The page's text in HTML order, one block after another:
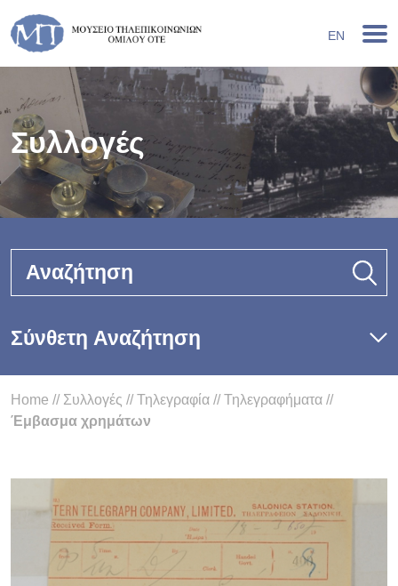
EN
Συλλογές
Αναζήτηση
Σύνθετη Αναζήτηση
Home // Συλλογές //Τηλεγραφία //Τηλεγραφήματα //
Έμβασμα χρημάτων